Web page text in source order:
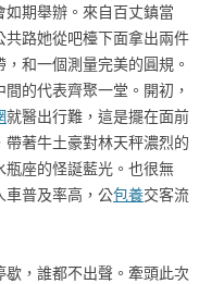
期舉辦。來自百丈鎮當
共路她從吧檯下面拿出兩件
，和一個測量完美的圓規。
的代表齊聚一堂。開初，
就醫出行難，這是擺在面前
著牛土豪對林天秤濃烈的
瓶座的怪誕藍光。也很無
車普及率高，公包養交客流
，誰都不出聲。牽頭此次